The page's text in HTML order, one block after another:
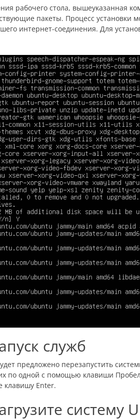
рабочего стола, вышеуказанная
пакеты. Процесс установки
интернет-соединения. Для
служб
предложено перезапустить
по одной с помощью клавиши
клавишу Enter.
систему